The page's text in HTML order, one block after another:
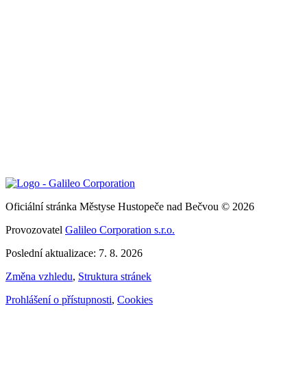
Oficiální stránka Městyse Hustopeče nad Bečvou © 2026
Provozovatel Galileo Corporation s.r.o.
Poslední aktualizace: 7. 8. 2026
Změna vzhledu, Struktura stránek
Prohlášení o přístupnosti, Cookies